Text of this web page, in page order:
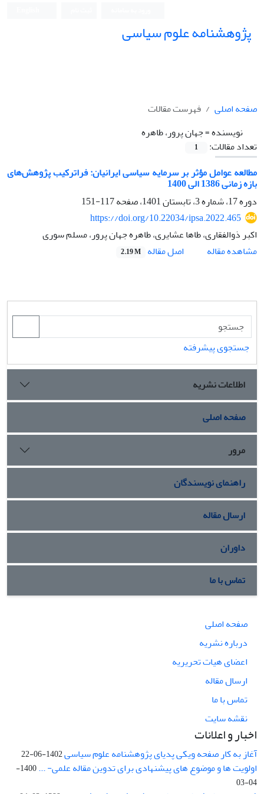
پژوهشنامه علوم سیاسی
صفحه اصلی
فهرست مقالات
نویسنده =جهان پرور، طاهره
تعداد مقالات:
1
مطالعه عوامل مؤثر بر سرمایه سیاسی ایرانیان: فراترکیب پژوهش‌های
بازه زمانی 1386 الی 1400
دوره 17، شماره 3، تابستان 1401، صفحه
117-151
https://doi.org/10.22034/ipsa.2022.465
اکبر ذوالفقاری، طاها عشایری، طاهره جهان پرور، مسلم سوری
مشاهده مقاله
اصل مقاله 2.19 M
جستجوی پیشرفته
اطلاعات نشریه
صفحه اصلی
مرور
راهنمای نویسندگان
ارسال مقاله
داوران
تماس با ما
صفحه اصلی
درباره نشریه
اعضای هیات تحریریه
ارسال مقاله
تماس با ما
نقشه سایت
اخبار و اعلانات
آغاز به کار صفحه ویکی پدیای پژوهشنامه علوم سیاسی1402-06-22
اولویت ها و موضوع های پیشنهادی برای تدوین مقاله علمی- ...
1400-
04-03